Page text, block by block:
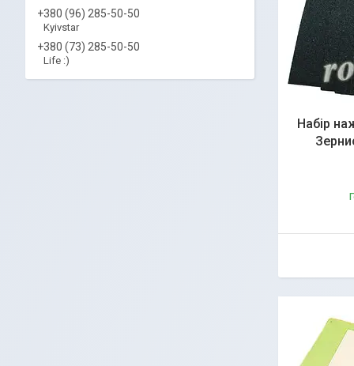
Набір
+380 (96) 285-50-50
Kyivstar
+380 (73) 285-50-50
Life :)